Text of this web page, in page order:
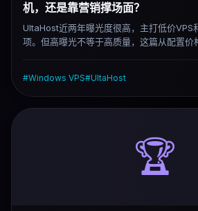
机，还是靠营销撑场面？
UltaHost近两年曝光度很高，主打低价
项。但高曝光不等于高质量，这篇从配置价
#Windows VPS#UltaHost
🏆